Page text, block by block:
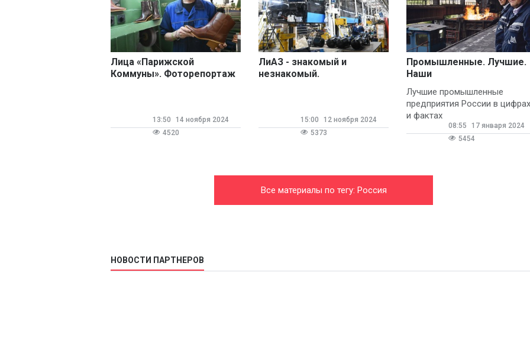
Лица «Парижской
Коммуны». Фоторепортаж
13:50
14 ноября 2024
4520
ЛиАЗ - знакомый и
незнакомый.
15:00
12 ноября 2024
5373
Промышленные. Лучшие.
Наши
Лучшие промышленные
предприятия России в цифрах
и фактах
08:55
17 января 2024
5454
Все материалы по тегу: Россия
НОВОСТИ ПАРТНЕРОВ